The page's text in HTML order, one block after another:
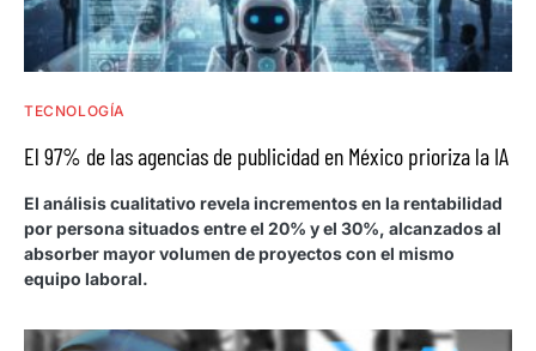
TECNOLOGÍA
El 97% de las agencias de publicidad en México prioriza la IA
El análisis cualitativo revela incrementos en la rentabilidad
por persona situados entre el 20% y el 30%, alcanzados al
absorber mayor volumen de proyectos con el mismo
equipo laboral.